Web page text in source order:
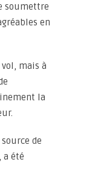
soumettre
en
mais à
la
de
a été